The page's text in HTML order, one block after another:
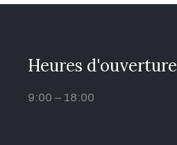
Heures d'ouverture
9:00 – 18:00